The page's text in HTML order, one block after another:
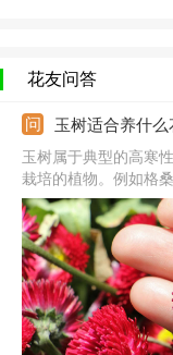
花友问答
玉树适合养什
玉树属于典型的高寒
栽培的植物。例如格
斯菊、鸡冠花、百日
鱼、金鸡菊、大滨菊
雏菊、石竹、射干、